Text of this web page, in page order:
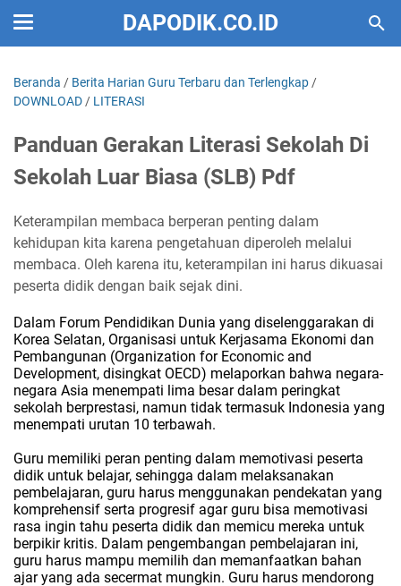
DAPODIK.CO.ID
Beranda / Berita Harian Guru Terbaru dan Terlengkap /
DOWNLOAD / LITERASI
Panduan Gerakan Literasi Sekolah Di
Sekolah Luar Biasa (SLB) Pdf
Keterampilan membaca berperan penting dalam
kehidupan kita karena pengetahuan diperoleh melalui
membaca. Oleh karena itu, keterampilan ini harus dikuasai
peserta didik dengan baik sejak dini.
Dalam Forum Pendidikan Dunia yang diselenggarakan di
Korea Selatan, Organisasi untuk Kerjasama Ekonomi dan
Pembangunan (Organization for Economic and
Development, disingkat OECD) melaporkan bahwa negara-
negara Asia menempati lima besar dalam peringkat
sekolah berprestasi, namun tidak termasuk Indonesia yang
menempati urutan 10 terbawah.
Guru memiliki peran penting dalam memotivasi peserta
didik untuk belajar, sehingga dalam melaksanakan
pembelajaran, guru harus menggunakan pendekatan yang
komprehensif serta progresif agar guru bisa memotivasi
rasa ingin tahu peserta didik dan memicu mereka untuk
berpikir kritis. Dalam pengembangan pembelajaran ini,
guru harus mampu memilih dan memanfaatkan bahan
ajar yang ada secermat mungkin. Guru harus mendorong